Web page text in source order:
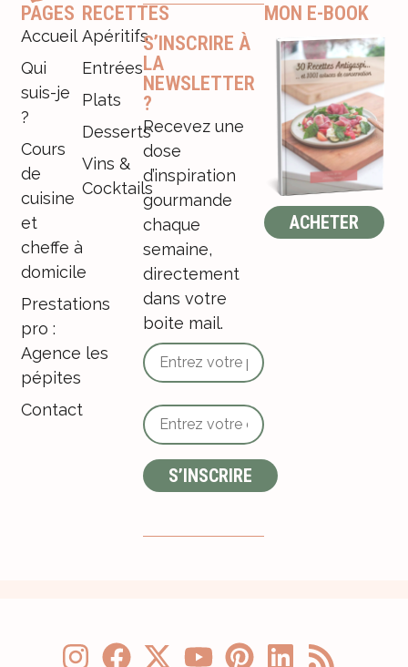
PAGES
Accueil
Qui
suis-je
?
Cours
de
cuisine
et
cheffe à
domicile
Prestations
pro :
Agence les
pépites
Contact
RECETTES
Apéritifs
Entrées
Plats
Desserts
Vins &
Cocktails
S’INSCRIRE À
LA
NEWSLETTER
?
Recevez une
dose
d’inspiration
gourmande
chaque
semaine,
directement
dans votre
boite mail.
MON E-BOOK
ACHETER